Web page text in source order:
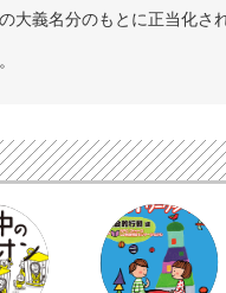
大義名分のもとに正当化さ